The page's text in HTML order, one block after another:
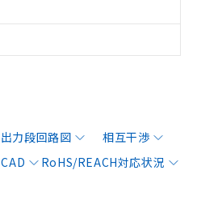
出力段回路図
相互干渉
CAD
RoHS/REACH対応状況